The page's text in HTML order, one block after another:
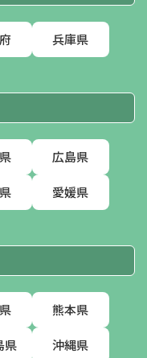
兵庫県
広島県
愛媛県
熊本県
県 沖縄県